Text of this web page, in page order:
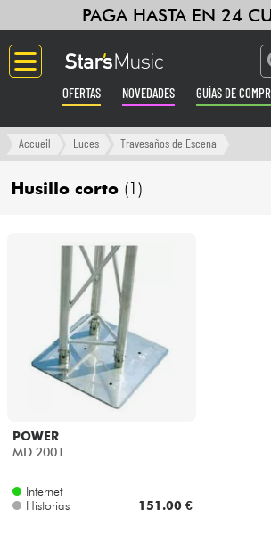
PAGA HASTA EN 24
OFERTAS NOVEDADES GUÍAS DE
Langue
Guitarras & Bajos
Pianos
Sintetizadores & samplers
Grabación
DJ
Accueil Luces Travesaños de Escena
Husillo corto (1)
POWER
MD 2001
Internet
Historias
151.00 €